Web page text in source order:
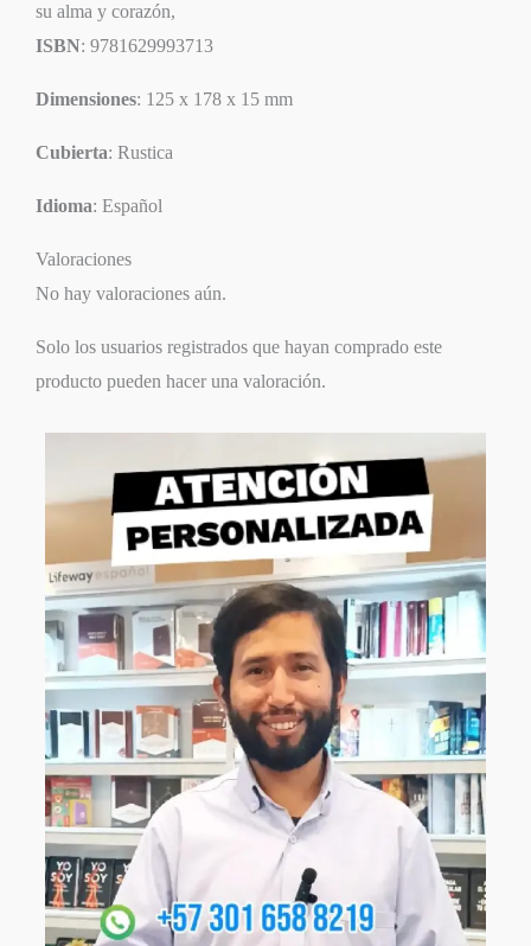
su alma y corazón,
ISBN: 9781629993713
Dimensiones: 125 x 178 x 15 mm
Cubierta: Rustica
Idioma: Español
Valoraciones
No hay valoraciones aún.
Solo los usuarios registrados que hayan comprado este
producto pueden hacer una valoración.